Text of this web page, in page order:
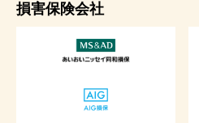
損害保険会社